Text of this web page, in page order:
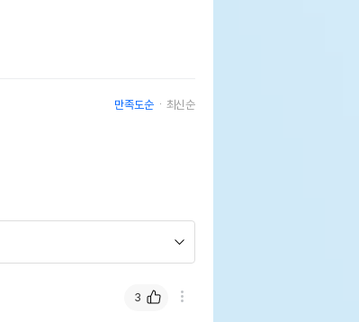
만족도순 최신순
3